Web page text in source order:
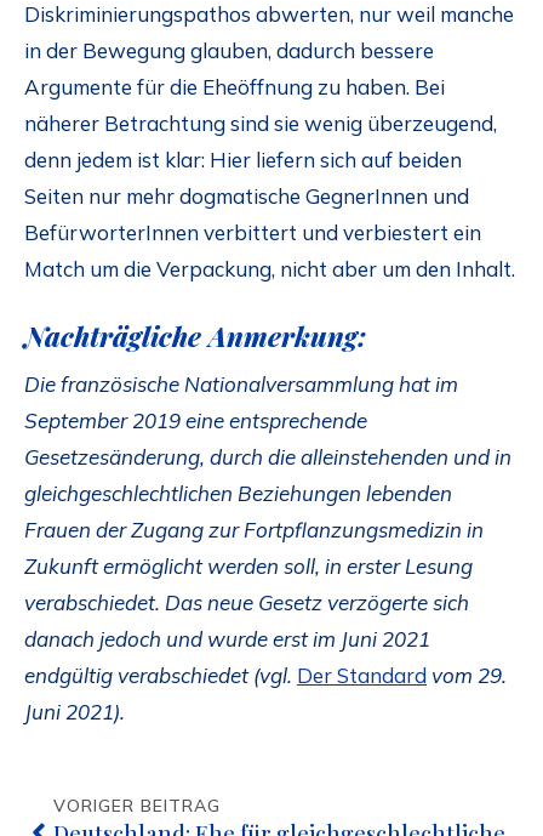
Diskriminierungspathos abwerten, nur weil manche
in der Bewegung glauben, dadurch bessere
Argumente für die Eheöffnung zu haben. Bei
näherer Betrachtung sind sie wenig überzeugend,
denn jedem ist klar: Hier liefern sich auf beiden
Seiten nur mehr dogmatische GegnerInnen und
BefürworterInnen verbittert und verbiestert ein
Match um die Verpackung, nicht aber um den Inhalt.
Nachträgliche Anmerkung:
Die französische Nationalversammlung hat im
September 2019 eine entsprechende
Gesetzesänderung, durch die alleinstehenden und in
gleichgeschlechtlichen Beziehungen lebenden
Frauen der Zugang zur Fortpflanzungsmedizin in
Zukunft ermöglicht werden soll, in erster Lesung
verabschiedet. Das neue Gesetz verzögerte sich
danach jedoch und wurde erst im Juni 2021
endgültig verabschiedet (vgl. Der Standard vom 29.
Juni 2021).
VORIGER BEITRAG